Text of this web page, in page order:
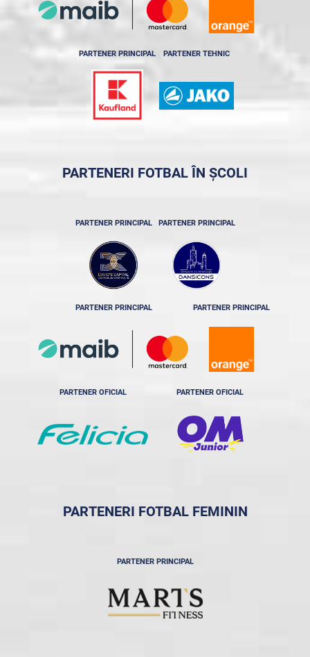
PARTENER PRINCIPAL PARTENER TEHNIC
PARTENERI FOTBAL ÎN ȘCOLI
PARTENER PRINCIPAL PARTENER PRINCIPAL
PARTENER PRINCIPAL PARTENER PRINCIPAL
PARTENER OFICIAL PARTENER OFICIAL
PARTENERI FOTBAL FEMININ
PARTENER PRINCIPAL